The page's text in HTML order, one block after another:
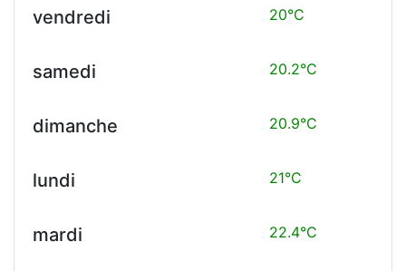
vendredi 20°C
samedi 20.2°C
dimanche 20.9°C
lundi 21°C
mardi 22.4°C